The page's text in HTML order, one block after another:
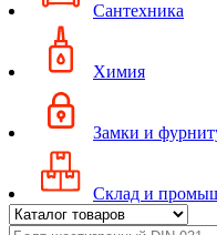
Сантехника
Химия
Замки и
Склад и